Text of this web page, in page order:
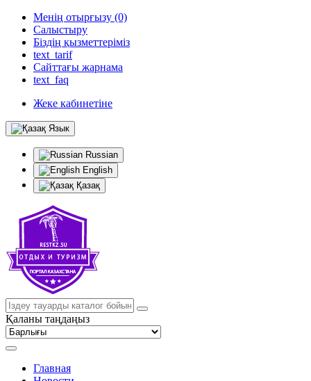
Менің отырғызу (0)
Салыстыру
Біздің қызметтеріміз
text_tarif
Сайттағы жарнама
text_faq
Жеке кабинетіне
Язык
Russian
English
Қазақ
Қаланы таңдаңыз
Главная